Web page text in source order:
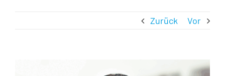
Zurück Vor